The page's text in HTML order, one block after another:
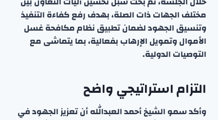
مختلف الجهات ذات الصلة، بهدف رفع كفاءة التنفيذ
وتنسيق الجهود لضمان تطبيق نظام مكافحة غسل
الأموال وتمويل الإرهاب بفعالية، بما يتماشى مع
التوصيات الدولية.
التزام استراتيجي واضح
وأكد سمو الشيخ أحمد العبدالله أن تعزيز الجهود في